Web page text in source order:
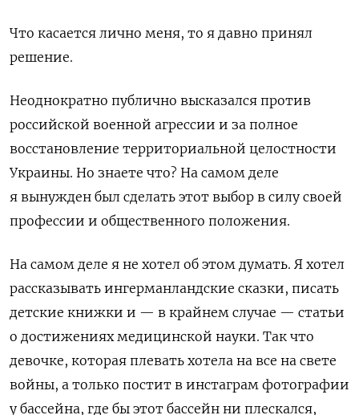
Что касается лично меня, то я давно принял
решение.
Неоднократно публично высказался против
российской военной агрессии и за полное
восстановление территориальной целостности
Украины. Но знаете что? На самом деле
я вынужден был сделать этот выбор в силу своей
профессии и общественного положения.
На самом деле я не хотел об этом думать. Я хотел
рассказывать ингерманландские сказки, писать
детские книжки и — в крайнем случае — статьи
о достижениях медицинской науки. Так что
девочке, которая плевать хотела на все на свете
войны, а только постит в инстаграм фотографии
у бассейна, где бы этот бассейн ни плескался,